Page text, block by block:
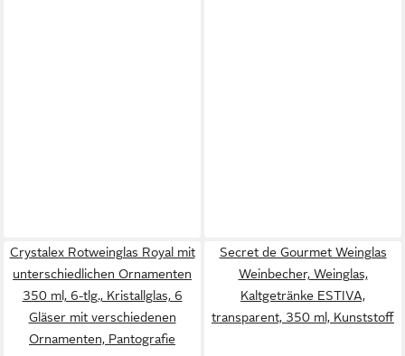
Crystalex Rotweinglas Royal mit
unterschiedlichen Ornamenten
350 ml, 6-tlg., Kristallglas, 6
Gläser mit verschiedenen
Ornamenten, Pantografie
Secret de Gourmet Weinglas
Weinbecher, Weinglas,
Kaltgetränke ESTIVA,
transparent, 350 ml, Kunststoff